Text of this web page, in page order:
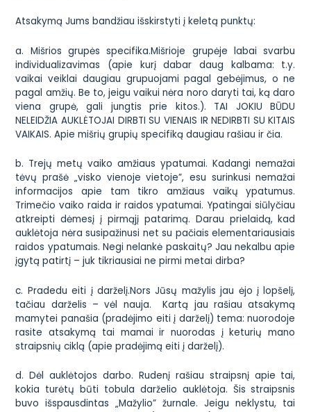
Atsakymą Jums bandžiau išskirstyti į keletą punktų:
a. Mišrios grupės specifika.Mišrioje grupėje labai svarbu
individualizavimas (apie kurį dabar daug kalbama: t.y.
vaikai veiklai daugiau grupuojami pagal gebėjimus, o ne
pagal amžių. Be to, jeigu vaikui nėra noro daryti tai, ką daro
viena grupė, gali jungtis prie kitos.). TAI JOKIU BŪDU
NELEIDŽIA AUKLĖTOJAI DIRBTI SU VIENAIS IR NEDIRBTI SU KITAIS
VAIKAIS. Apiemišrių grupių specifiką daugiau rašiau ir čia.
b. Trejų metų vaiko amžiaus ypatumai. Kadangi nemažai
tėvų prašė „visko vienoje vietoje”, esu surinkusi nemažai
informacijos apie tam tikro amžiaus vaikų ypatumus.
Trimečio vaiko raida ir raidos ypatumai. Ypatingai siūlyčiau
atkreipti dėmesį į pirmąjį patarimą. Darau prielaidą, kad
auklėtoja nėra susipažinusi net su pačiais elementariausiais
raidos ypatumais. Negi nelankė paskaitų? Jau nekalbu apie
įgytą patirtį – juk tikriausiai ne pirmi metai dirba?
c. Pradedu eiti į darželį.Nors Jūsų mažylis jau ėjo į lopšelį,
tačiau darželis – vėl nauja. Kartą jau rašiau atsakymą
mamytei panašia (pradėjimo eiti į darželį) tema: nuorodoje
rasite atsakymą tai mamai ir nuorodas įketurių mano
straipsnių ciklą (apie pradėjimą eiti į darželį).
d. Dėl auklėtojos darbo. Rudenį rašiau straipsnį apie tai,
kokia turėtų būti tobula darželio auklėtoja. Šis straipsnis
buvo išspausdintas „Mažylio” žurnale. Jeigu neklystu, tai